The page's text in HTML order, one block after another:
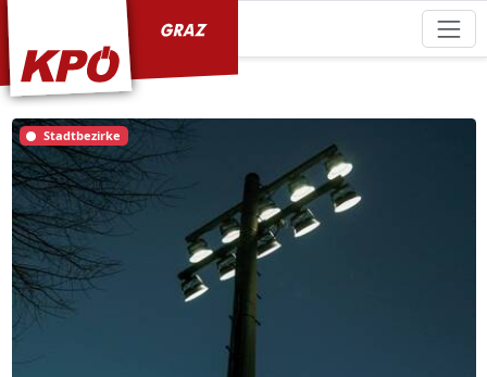
Stadtbezirke